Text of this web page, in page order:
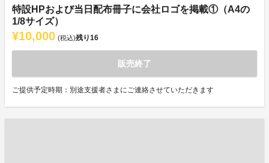
特設HPおよび当日配布冊子に会社ロゴを掲載①（A4の
1/8サイズ）
¥10,000 (税込)残り16
販売終了
ご提供予定時期：別途支援者さまにご連絡させていただきます